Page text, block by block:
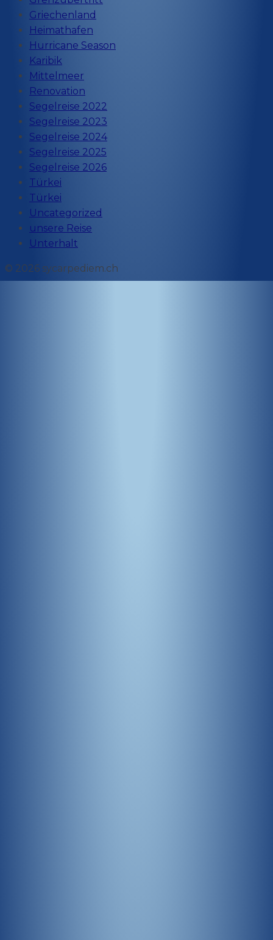
Griechenland
Heimathafen
Hurricane Season
Karibik
Mittelmeer
Renovation
Segelreise 2022
Segelreise 2023
Segelreise 2024
Segelreise 2025
Segelreise 2026
Türkei
Türkei
Uncategorized
unsere Reise
Unterhalt
© 2026 sycarpediem.ch